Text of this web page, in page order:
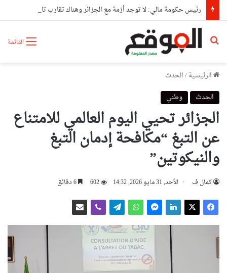
القائمة بحث عن
الرئيسية/الحدث
الحدث
وطني
الجزائر تحيي اليوم العالمي للامتناع
عن التبغ “مكافحة إدمان التبغ
والنيكوتين”
كمال ف الأحد, 31 مايو 2026, 14:32 602